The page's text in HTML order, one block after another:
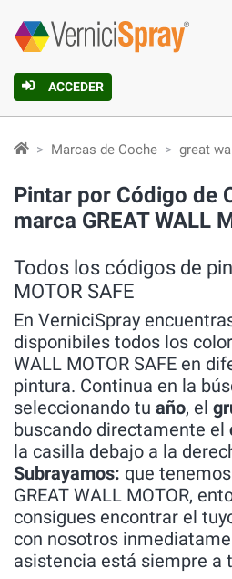
ACCEDER
Marcas de Coche great
Pintar por Código de
marca GREAT WALL
Todos los códigos de
MOTOR SAFE
En VerniciSpray
disponibiles todos los
WALL MOTOR SAFE en
pintura. Continua en la
seleccionando tu año, el
buscando directamente el
la casilla debajo a la
Subrayamos: que
GREAT WALL MOTOR,
consigues encontrar el
con nosotros
asistencia está siempre a